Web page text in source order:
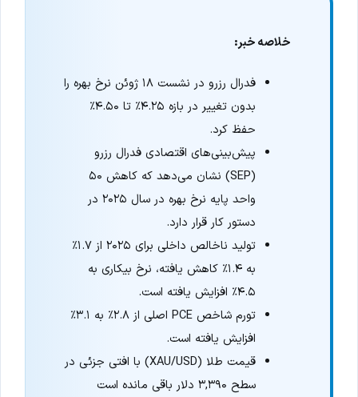
خلاصه خبر:
فدرال رزرو در نشست ۱۸ ژوئن نرخ بهره را
بدون تغییر در بازه ۴.۲۵٪ تا ۴.۵۰٪
حفظ کرد.
پیش‌بینی‌های اقتصادی فدرال رزرو
(SEP) نشان می‌دهد که کاهش ۵۰
واحد پایه نرخ بهره در سال ۲۰۲۵ در
دستور کار قرار دارد.
تولید ناخالص داخلی برای ۲۰۲۵ از ۱.۷٪
به ۱.۴٪ کاهش یافته، نرخ بیکاری به
۴.۵٪ افزایش یافته است.
تورم شاخص PCE اصلی از ۲.۸٪ به ۳.۱٪
افزایش یافته است.
قیمت طلا (XAU/USD) با افتی جزئی در
سطح ۳,۳۹۰ دلار باقی مانده است